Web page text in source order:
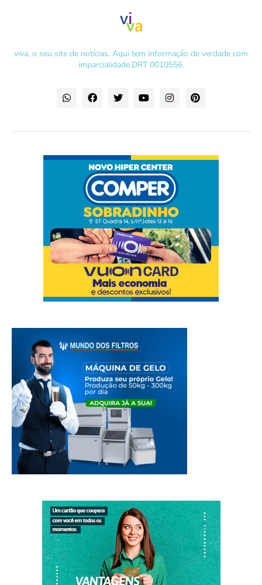
viva, o seu site de notícias. Aqui tem informação de verdade com
imparcialidade.DRT 0010556.